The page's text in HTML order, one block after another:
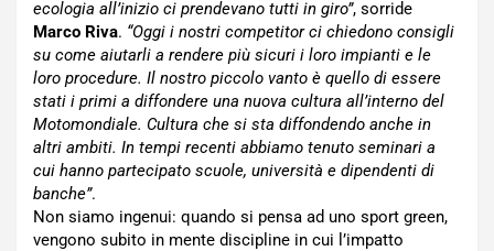
ecologia all’inizio ci prendevano tutti in giro”, sorride
Marco Riva. “Oggi i nostri competitor ci chiedono consigli
su come aiutarli a rendere più sicuri i loro impianti e le
loro procedure. Il nostro piccolo vanto è quello di essere
stati i primi a diffondere una nuova cultura all’interno del
Motomondiale. Cultura che si sta diffondendo anche in
altri ambiti. In tempi recenti abbiamo tenuto seminari a
cui hanno partecipato scuole, università e dipendenti di
banche”.
Non siamo ingenui: quando si pensa ad uno sport green,
vengono subito in mente discipline in cui l’impatto